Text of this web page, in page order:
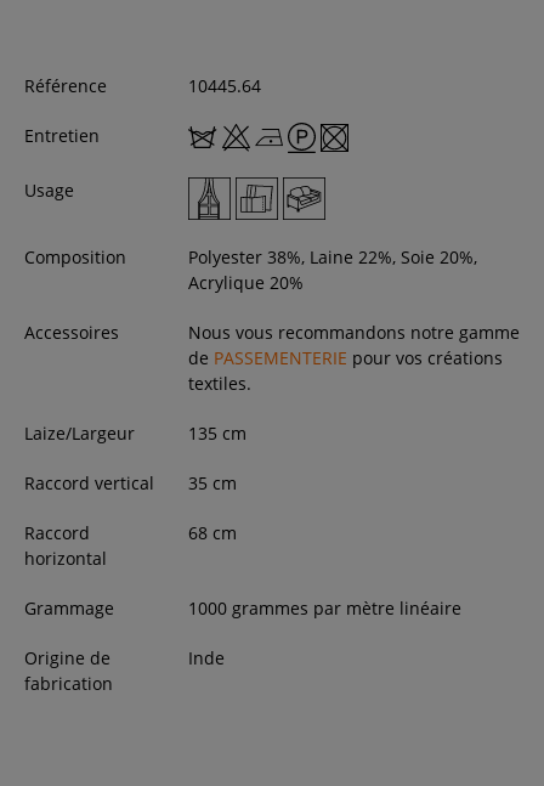
Référence 10445.64
Entretien
Usage
Composition
Polyester 38%, Laine 22%, Soie 20%,
Acrylique 20%
Accessoires
Nous vous recommandons notre gamme
de PASSEMENTERIE pour vos créations
textiles.
Laize/Largeur 135 cm
Raccord vertical 35 cm
Raccord
horizontal
68 cm
Grammage 1000 grammes par mètre linéaire
Origine de
fabrication
Inde